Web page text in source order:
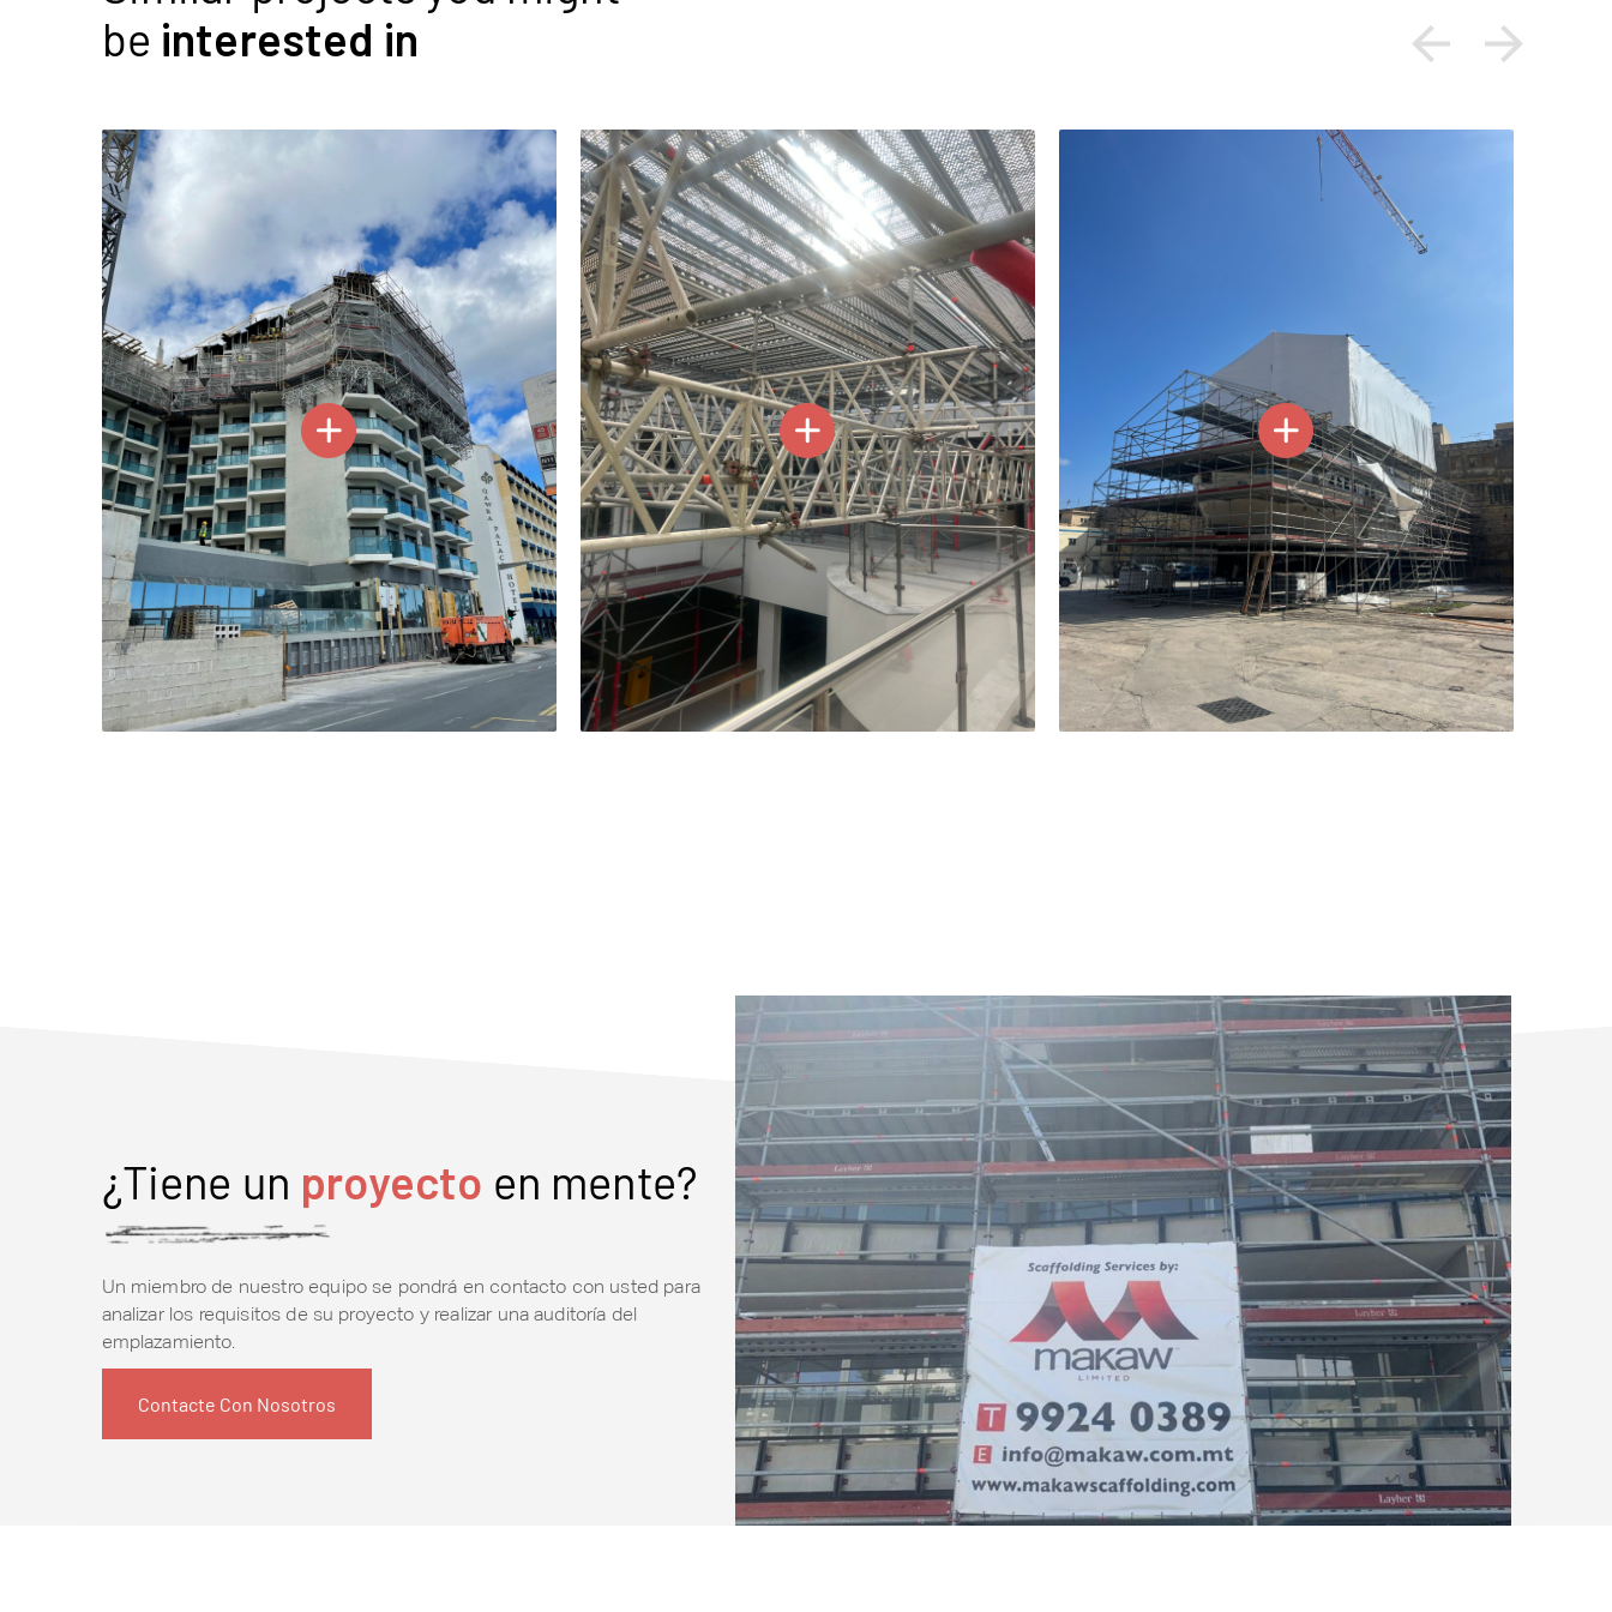
be interested in
¿Tiene un proyecto en mente?
Un miembro de nuestro equipo se pondrá en contacto con usted para
analizar los requisitos de su proyecto y realizar una auditoría del
emplazamiento.
Contacte Con Nosotros